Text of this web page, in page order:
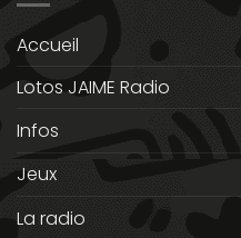
Accueil
Lotos JAIME Radio
Infos
Jeux
La radio